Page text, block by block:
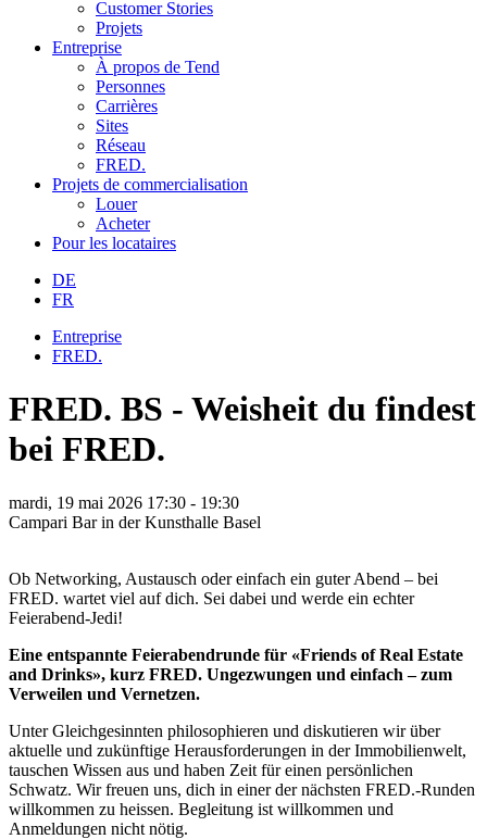
Customer Stories
Projets
Entreprise
À propos de Tend
Personnes
Carrières
Sites
Réseau
FRED.
Projets de commercialisation
Louer
Acheter
Pour les locataires
DE
FR
Entreprise
FRED.
FRED. BS - Weisheit du findest
bei FRED.
mardi, 19 mai 2026 17:30 - 19:30
Campari Bar in der Kunsthalle Basel
Ob Networking, Austausch oder einfach ein guter Abend – bei
FRED. wartet viel auf dich. Sei dabei und werde ein echter
Feierabend-Jedi!
Eine entspannte Feierabendrunde für «Friends of Real Estate
and Drinks», kurz FRED. Ungezwungen und einfach – zum
Verweilen und Vernetzen.
Unter Gleichgesinnten philosophieren und diskutieren wir über
aktuelle und zukünftige Herausforderungen in der Immobilienwelt,
tauschen Wissen aus und haben Zeit für einen persönlichen
Schwatz. Wir freuen uns, dich in einer der nächsten FRED.-Runden
willkommen zu heissen. Begleitung ist willkommen und
Anmeldungen nicht nötig.